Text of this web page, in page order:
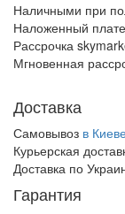
Наличными при
Наложенный
Рассрочка
Мгновенная
Доставка
Самовывоз в
Курьерская
Доставка по
Гарантия